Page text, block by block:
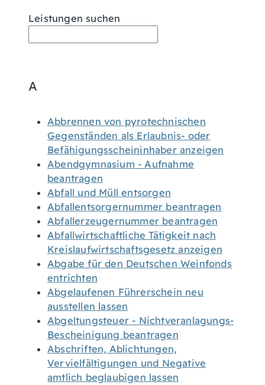
Leistungen suchen
A
Abbrennen von pyrotechnischen
Gegenständen als Erlaubnis- oder
Befähigungsscheininhaber anzeigen
Abendgymnasium - Aufnahme
beantragen
Abfall und Müll entsorgen
Abfallentsorgernummer beantragen
Abfallerzeugernummer beantragen
Abfallwirtschaftliche Tätigkeit nach
Kreislaufwirtschaftsgesetz anzeigen
Abgabe für den Deutschen Weinfonds
entrichten
Abgelaufenen Führerschein neu
ausstellen lassen
Abgeltungsteuer - Nichtveranlagungs-
Bescheinigung beantragen
Abschriften, Ablichtungen,
Vervielfältigungen und Negative
amtlich beglaubigen lassen